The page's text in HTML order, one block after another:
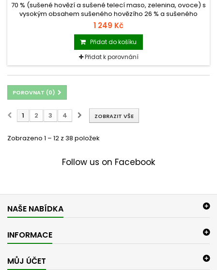
70 % (sušené hovězí a sušené telecí maso, zelenina, ovoce) s
vysokým obsahem sušeného hovězího 26 % a sušeného
telecího 20 % masa kompletní superprémiové krmivo pro
dospělé psy středních plemen krmivo bez lepku (Gluten Free)
krmivo vyrobené v České republice balení se zipem
hmotnost 13 kg
1 249 Kč
Přidat do košíku
Přidat k porovnání
POROVNAT (0)
ZOBRAZIT VŠE
1 2 3 4
Zobrazeno 1 – 12 z 38 položek
Follow us on Facebook
NAŠE NABÍDKA
INFORMACE
MŮJ ÚČET